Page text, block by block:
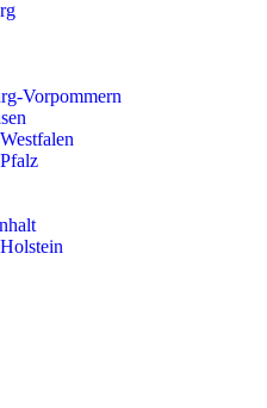
Vorpommern